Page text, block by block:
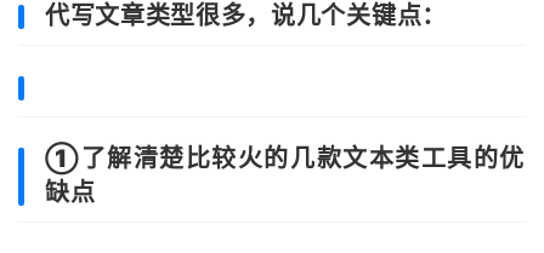
代写文章类型很多，说几个关键点：
①了解清楚比较火的几款文本类工具的优
缺点